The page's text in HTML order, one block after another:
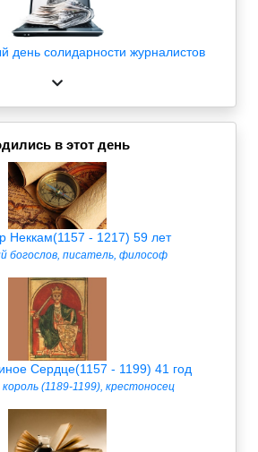
день солидарности журналистов
в этот день
Неккам(1157 - 1217) 59 лет
богослов, писатель, философ
Сердце(1157 - 1199) 41 год
король (1189-1199), крестоносец